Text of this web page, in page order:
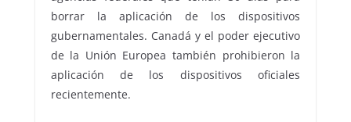
borrar la aplicación de los dispositivos
gubernamentales. Canadá y el poder ejecutivo
de la Unión Europea también prohibieron la
aplicación de los dispositivos oficiales
recientemente.